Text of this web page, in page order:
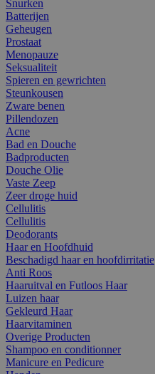
Snurken
Batterijen
Geheugen
Prostaat
Menopauze
Seksualiteit
Spieren en gewrichten
Steunkousen
Zware benen
Pillendozen
Acne
Bad en Douche
Badproducten
Douche Olie
Vaste Zeep
Zeer droge huid
Cellulitis
Cellulitis
Deodorants
Haar en Hoofdhuid
Beschadigd haar en hoofdirritatie
Anti Roos
Haaruitval en Futloos Haar
Luizen haar
Gekleurd Haar
Haarvitaminen
Overige Producten
Shampoo en conditionner
Manicure en Pedicure